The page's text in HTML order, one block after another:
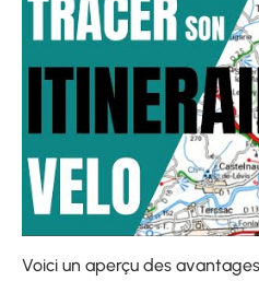
Voici un aperçu des